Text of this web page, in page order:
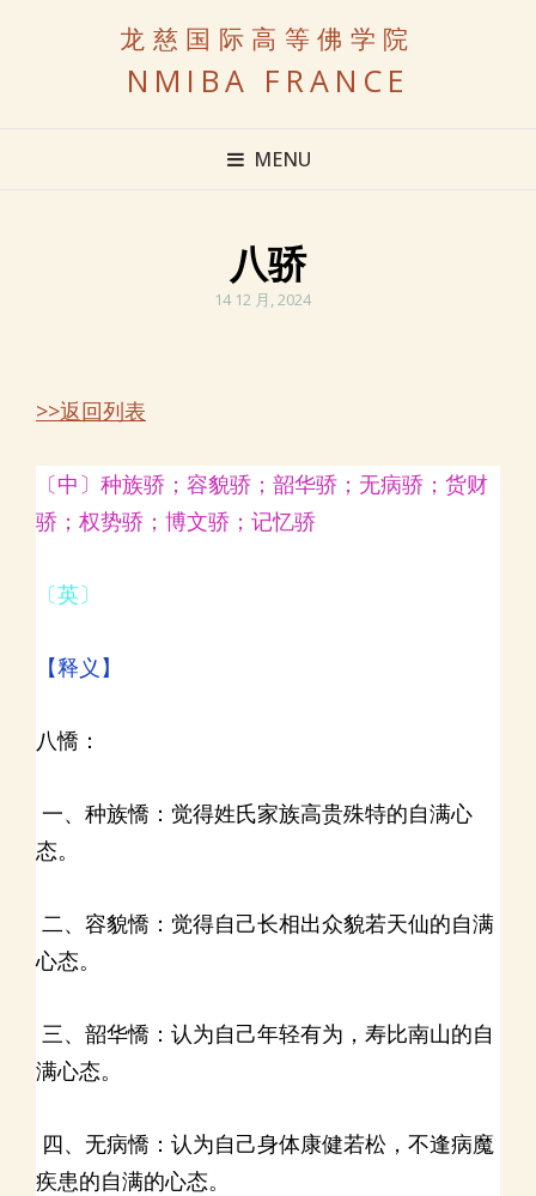
龙慈国际高等佛学院
NMIBA FRANCE
MENU
八骄
POSTED
14 12 月, 2024
>>返回列表
〔中〕种族骄；容貌骄；韶华骄；无病骄；货财
骄；权势骄；博文骄；记忆骄
〔英〕
【释义】
八憍：
一、种族憍：觉得姓氏家族高贵殊特的自满心
态。
二、容貌憍：觉得自己长相出众貌若天仙的自满
心态。
三、韶华憍：认为自己年轻有为，寿比南山的自
满心态。
四、无病憍：认为自己身体康健若松，不逢病魔
疾患的自满的心态。